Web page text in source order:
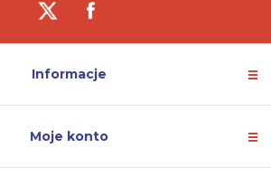
Informacje
Moje konto